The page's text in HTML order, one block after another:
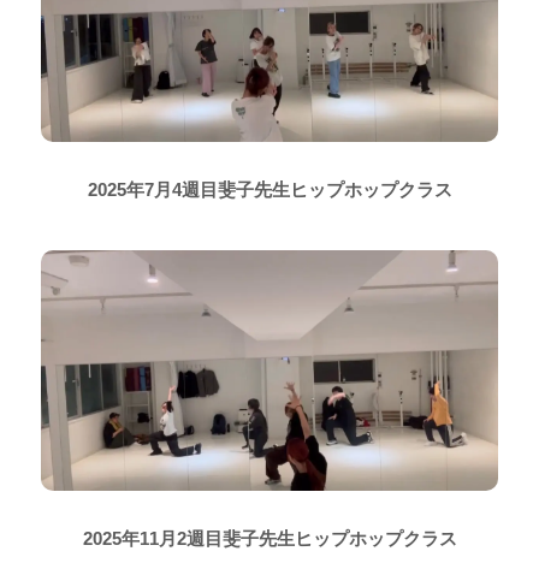
2025年7月4週目斐子先生ヒップホップクラス
2025年11月2週目斐子先生ヒップホップクラス